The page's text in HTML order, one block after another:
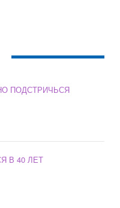
ПОДСТРИЧЬСЯ
В 40 ЛЕТ